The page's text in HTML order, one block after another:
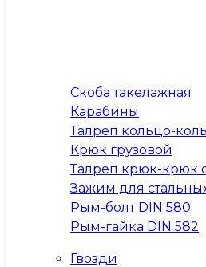
Скоба такелажная
Карабины
Талреп кольцо-
Крюк грузовой
Талреп крюк-крюк
Зажим для
Рым-болт DIN 580
Рым-гайка DIN 582
Гвозди